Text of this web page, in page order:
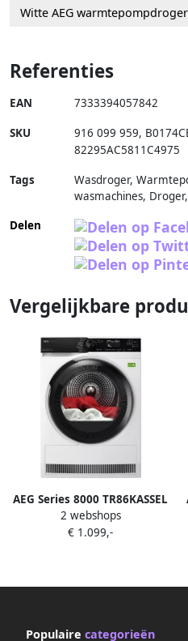
Witte AEG
Referenties
EAN 7333394057842
SKU 916 099 959,
82295AC5811C4975
Tags
Wasdroger,
wasmachines,
Delen
Vergelijkbare
AEG Series 8000 TR86KASSEL
wasdroger Vrijstaand
Voorlader 9 kg Wit
2 webshops
€ 1.099,-
Populaire categorieën